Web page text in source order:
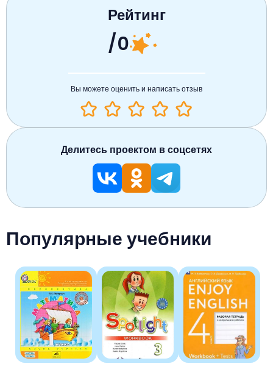
Популярные учебники
Рейтинг
/0
Вы можете оценить и написать отзыв
Делитесь проектом в соцсетях